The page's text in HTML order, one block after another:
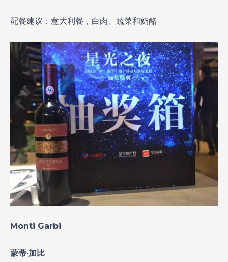
配餐建议：意大利餐，白肉、蔬菜和奶酪
Monti Garbi
蒙蒂·加比